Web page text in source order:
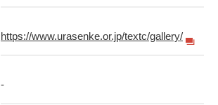
https://www.urasenke.or.jp/textc/gallery/
-